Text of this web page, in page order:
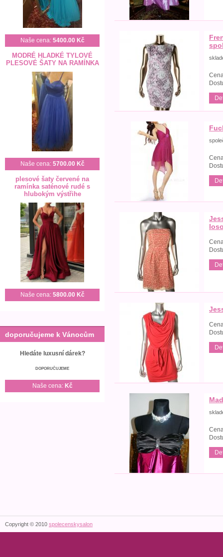
Naše cena: 5400.00 Kč
MODRÉ HLADKÉ TYLOVÉ
PLESOVÉ ŠATY NA RAMÍNKA
Naše cena: 5700.00 Kč
plesové šaty červené na
ramínka saténové rudé s
hlubokým výstřihe
Naše cena: 5800.00 Kč
doporučujeme k Vánocům
Hledáte luxusní dárek?
DOPORUČUJEME
Naše cena: Kč
Copyright © 2010 spolecenskysalon